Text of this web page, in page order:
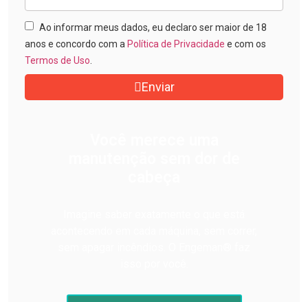
Ao informar meus dados, eu declaro ser maior de 18
anos e concordo com a Política de Privacidade e com os
Termos de Uso
Enviar